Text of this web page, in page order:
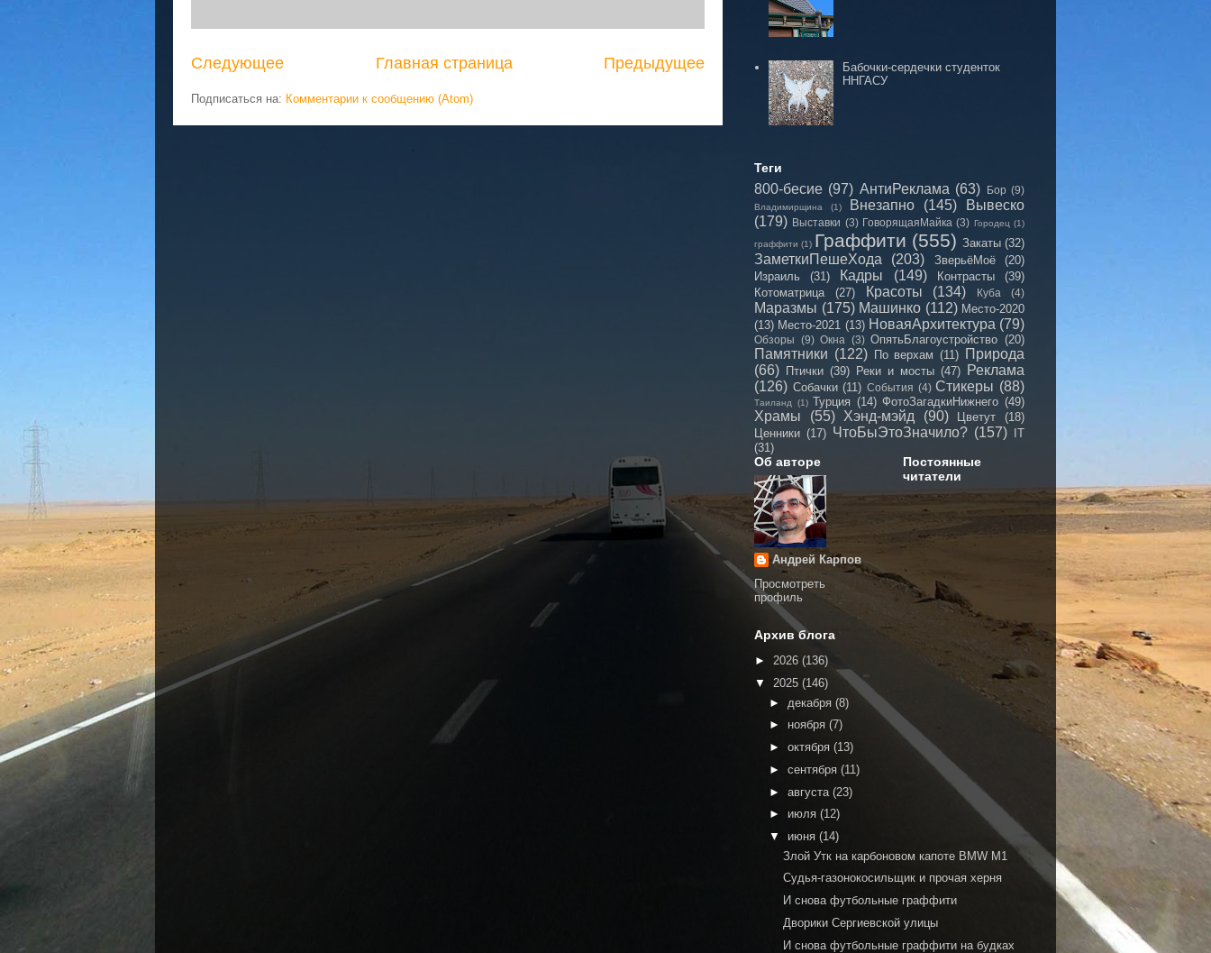
Следующее Предыдущее
Главная страница
Подписаться на: Комментарии к сообщению (Atom)
Бабочки-сердечки студенток
ННГАСУ
Теги
800-бесие (97) АнтиРеклама (63) Бор (9)
Владимирщина (1) Внезапно (145)
Вывеско
(179) Выставки (3) ГоворящаяМайка (3) Городец (1)
граффити (1) Граффити (555) Закаты (32)
ЗаметкиПешеХода (203) ЗверьёМоё
(20)
Израиль
(31) Кадры (149) Контрасты
(39)
Котоматрица
(27) Красоты (134) Куба (4)
Маразмы (175) Машинко (112) Место-2020
(13) Место-2021 (13) НоваяАрхитектура (79)
Обзоры (9) Окна (3) ОпятьБлагоустройство (20)
Памятники (122) По верхам (11) Природа
(66) Птички (39) Реки и мосты (47) Реклама
(126) Собачки (11) События (4) Стикеры (88)
Таиланд (1) Турция (14) ФотоЗагадкиНижнего (49)
Храмы (55) Хэнд-мэйд (90) Цветут
(18)
Ценники (17) ЧтоБыЭтоЗначило? (157)
IT
(31)
Об авторе
Андрей Карпов
Просмотреть
профиль
Постоянные
читатели
Архив блога
► 2026 (136)
▼ 2025 (146)
► декабря (8)
► ноября (7)
► октября (13)
► сентября (11)
► августа (23)
► июля (12)
▼ июня (14)
Злой Утк на карбоновом капоте BMW M1
Судья-газонокосильщик и прочая херня
И снова футбольные граффити
Дворики Сергиевской улицы
И снова футбольные граффити на будках